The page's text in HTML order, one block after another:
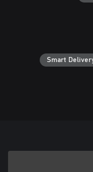
Smart